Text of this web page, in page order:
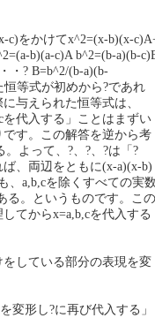
c)をかけてx^2=(x-b)(x-
b)(a-c)A b^2=(b-a)(b-
・? B=b^2/(b-a)(b-
等式が初めから?であれ
与えられた恒等式は、
代入する」ことはまずい
す。この解答を逆から考
よって、?、?、?は「?
、両辺をともに(x-a)(x-b)
、a,b,cを除くすべての実数
る。というものです。この
てからx=a,b,cを代入する
している部分の表現を変
変形し?に再び代入する」